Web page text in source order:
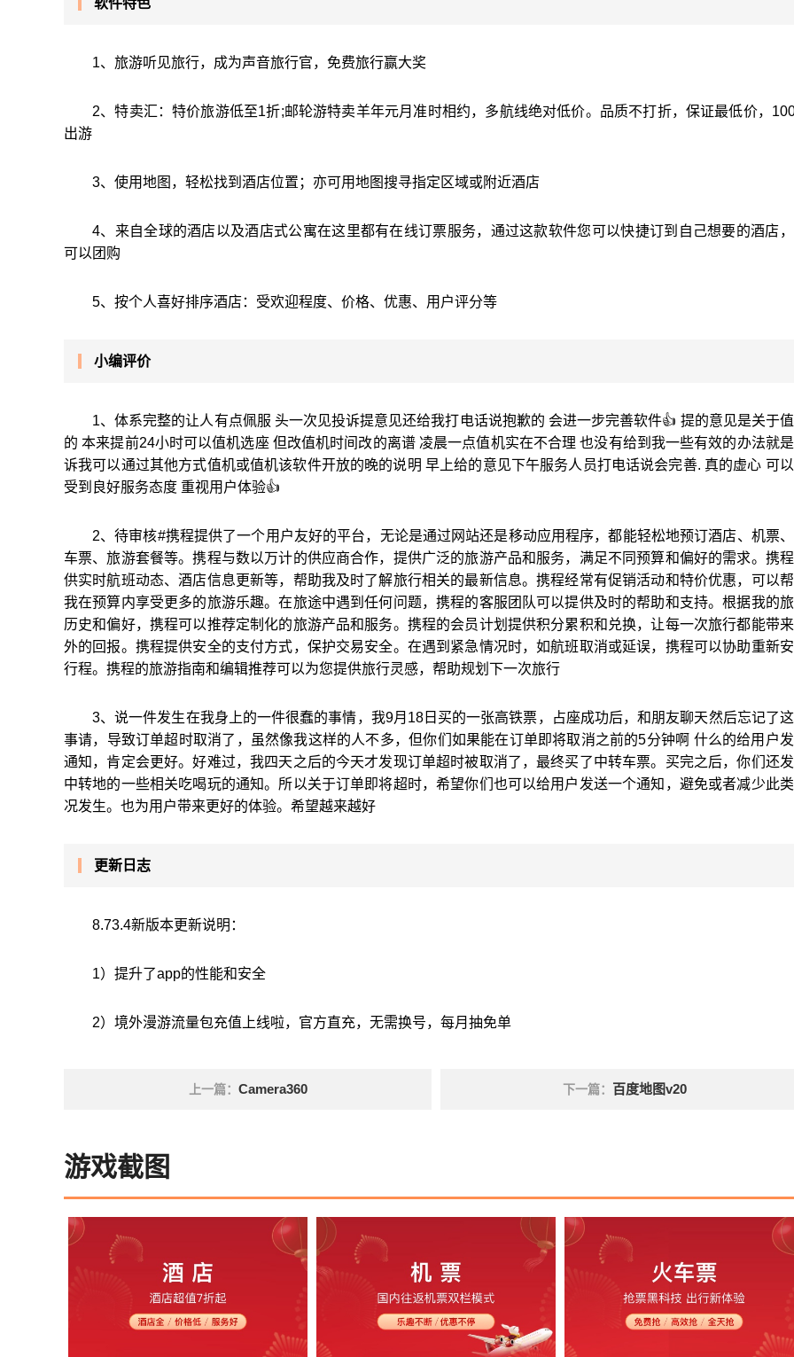
软件特色
1、旅游听见旅行，成为声音旅行官，免费旅行赢大奖
2、特卖汇：特价旅游低至1折;邮轮游特卖羊年元月准时相约，多航线绝对低价。品质不打折，保证最低价，
出游
3、使用地图，轻松找到酒店位置；亦可用地图搜寻指定区域或附近酒店
4、来自全球的酒店以及酒店式公寓在这里都有在线订票服务，通过这款软件您可以快捷订到自己想要的酒店
可以团购
5、按个人喜好排序酒店：受欢迎程度、价格、优惠、用户评分等
小编评价
1、体系完整的让人有点佩服 头一次见投诉提意见还给我打电话说抱歉的 会进一步完善软件👍 提的意见是关于
的 本来提前24小时可以值机选座 但改值机时间改的离谱 凌晨一点值机实在不合理 也没有给到我一些有效的办法就
诉我可以通过其他方式值机或值机该软件开放的晚的说明 早上给的意见下午服务人员打电话说会完善. 真的虚心 可
受到良好服务态度 重视用户体验👍
2、待审核#携程提供了一个用户友好的平台，无论是通过网站还是移动应用程序，都能轻松地预订酒店、机票
车票、旅游套餐等。携程与数以万计的供应商合作，提供广泛的旅游产品和服务，满足不同预算和偏好的需求。携
供实时航班动态、酒店信息更新等，帮助我及时了解旅行相关的最新信息。携程经常有促销活动和特价优惠，可以
我在预算内享受更多的旅游乐趣。在旅途中遇到任何问题，携程的客服团队可以提供及时的帮助和支持。根据我的
历史和偏好，携程可以推荐定制化的旅游产品和服务。携程的会员计划提供积分累积和兑换，让每一次旅行都能带
外的回报。携程提供安全的支付方式，保护交易安全。在遇到紧急情况时，如航班取消或延误，携程可以协助重新
行程。携程的旅游指南和编辑推荐可以为您提供旅行灵感，帮助规划下一次旅行
3、说一件发生在我身上的一件很蠢的事情，我9月18日买的一张高铁票，占座成功后，和朋友聊天然后忘记了
事请，导致订单超时取消了，虽然像我这样的人不多，但你们如果能在订单即将取消之前的5分钟啊 什么的给用户
通知，肯定会更好。好难过，我四天之后的今天才发现订单超时被取消了，最终买了中转车票。买完之后，你们还
中转地的一些相关吃喝玩的通知。所以关于订单即将超时，希望你们也可以给用户发送一个通知，避免或者减少此
况发生。也为用户带来更好的体验。希望越来越好
更新日志
8.73.4新版本更新说明：
1）提升了app的性能和安全
2）境外漫游流量包充值上线啦，官方直充，无需换号，每月抽免单
上一篇： Camera360 下一篇： 百度地图v20
游戏截图